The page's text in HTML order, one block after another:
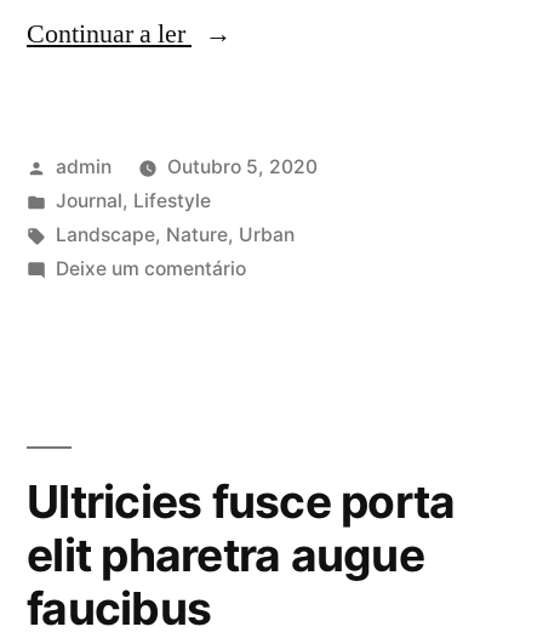
Continuar a ler
“Nullam
elit
id
nibh
Publicado
por
admin
Outubro 5, 2020
Publicado
em
Journal, Lifestyle
Etiquetas:
Landscape, Nature, Urban
Deixe um comentárioem
pharetra
venenatis
Ultricies fusce porta
elit pharetra augue
faucibus